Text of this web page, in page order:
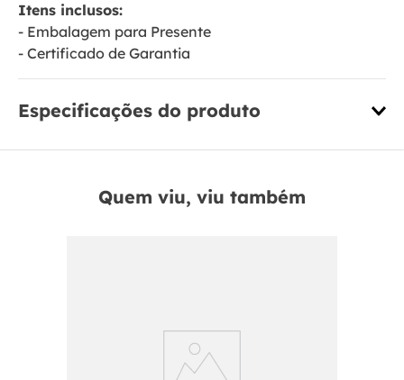
Itens inclusos:
- Embalagem para Presente
- Certificado de Garantia
Especificações do produto
Quem viu, viu também